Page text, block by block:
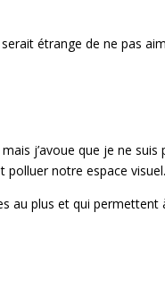
étrange de ne pas
j’avoue que je ne suis
polluer notre espace visuel.
au plus et qui permettent